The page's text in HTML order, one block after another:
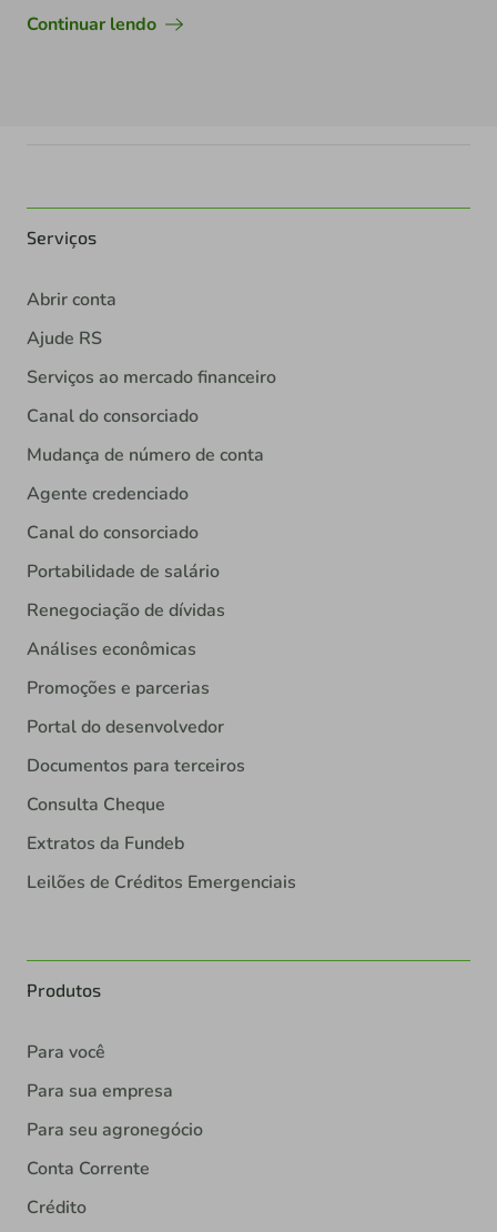
Continuar lendo
Serviços
Abrir conta
Ajude RS
Serviços ao mercado financeiro
Canal do consorciado
Mudança de número de conta
Agente credenciado
Canal do consorciado
Portabilidade de salário
Renegociação de dívidas
Análises econômicas
Promoções e parcerias
Portal do desenvolvedor
Documentos para terceiros
Consulta Cheque
Extratos da Fundeb
Leilões de Créditos Emergenciais
Produtos
Para você
Para sua empresa
Para seu agronegócio
Conta Corrente
Crédito